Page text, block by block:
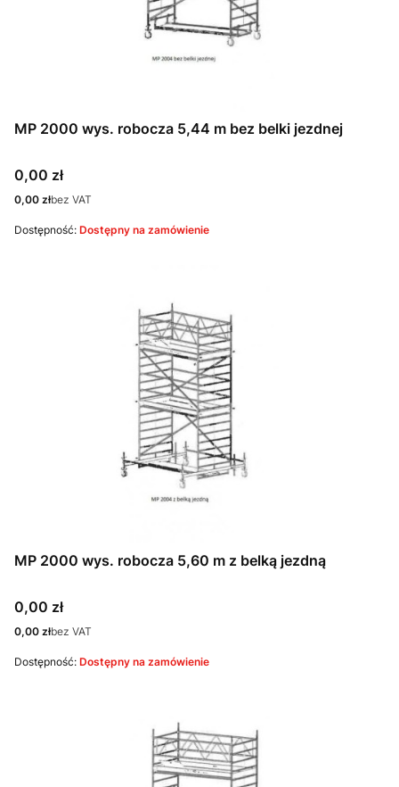
MP 2000 wys. robocza 5,44 m bez belki jezdnej
Cena
0,00 zł
Cena
0,00 złbez VAT
Dostępność: Dostępny na zamówienie
MP 2000 wys. robocza 5,60 m z belką jezdną
Cena
0,00 zł
Cena
0,00 złbez VAT
Dostępność: Dostępny na zamówienie